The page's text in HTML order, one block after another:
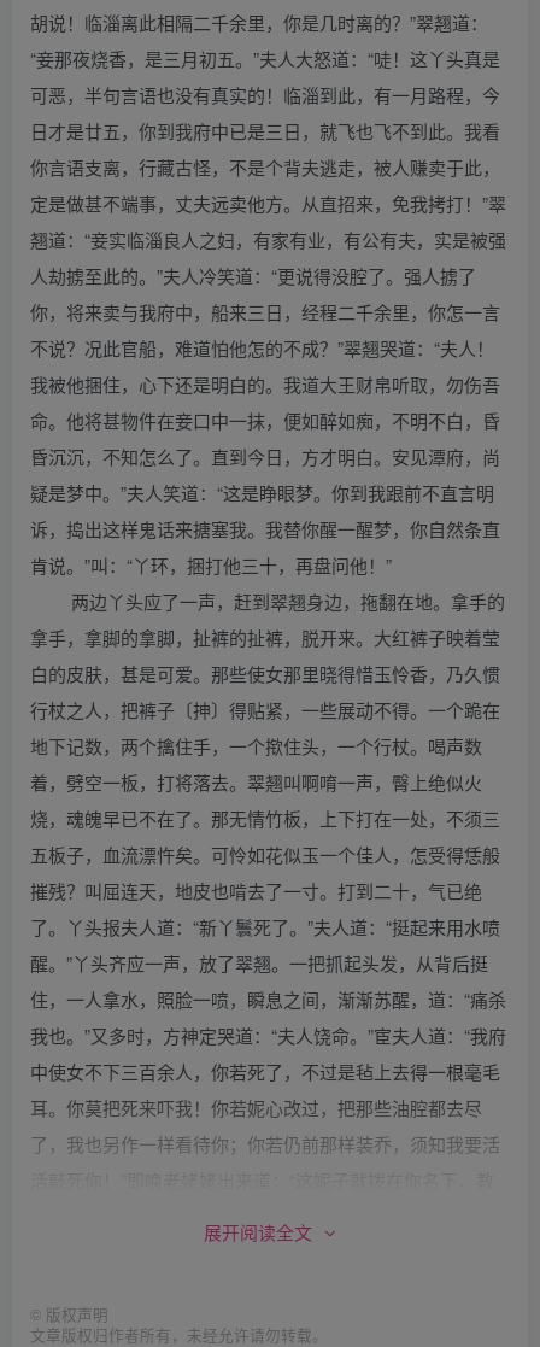
胡说！临淄离此相隔二千余里，你是几时离的？”翠翘道：
“妾那夜烧香，是三月初五。”夫人大怒道：“唗！这丫头真是
可恶，半句言语也没有真实的！临淄到此，有一月路程，今
日才是廿五，你到我府中已是三日，就飞也飞不到此。我看
你言语支离，行藏古怪，不是个背夫逃走，被人赚卖于此，
定是做甚不端事，丈夫远卖他方。从直招来，免我拷打！”翠
翘道：“妾实临淄良人之妇，有家有业，有公有夫，实是被强
人劫掳至此的。”夫人冷笑道：“更说得没腔了。强人掳了
你，将来卖与我府中，船来三日，经程二千余里，你怎一言
不说？况此官船，难道怕他怎的不成？”翠翘哭道：“夫人！
我被他捆住，心下还是明白的。我道大王财帛听取，勿伤吾
命。他将甚物件在妾口中一抹，便如醉如痴，不明不白，昏
昏沉沉，不知怎么了。直到今日，方才明白。安见潭府，尚
疑是梦中。”夫人笑道：“这是睁眼梦。你到我跟前不直言明
诉，捣出这样鬼话来搪塞我。我替你醒一醒梦，你自然条直
肯说。”叫：“丫环，捆打他三十，再盘问他！”
两边丫头应了一声，赶到翠翘身边，拖翻在地。拿手的
拿手，拿脚的拿脚，扯裤的扯裤，脱开来。大红裤子映着莹
白的皮肤，甚是可爱。那些使女那里晓得惜玉怜香，乃久惯
行杖之人，把裤子〔抻〕得贴紧，一些展动不得。一个跪在
地下记数，两个擒住手，一个揿住头，一个行杖。喝声数
着，劈空一板，打将落去。翠翘叫啊唷一声，臀上绝似火
烧，魂魄早已不在了。那无情竹板，上下打在一处，不须三
五板子，血流漂忤矣。可怜如花似玉一个佳人，怎受得恁般
摧残？叫屈连天，地皮也啃去了一寸。打到二十，气已绝
了。丫头报夫人道：“新丫鬟死了。”夫人道：“挺起来用水喷
醒。”丫头齐应一声，放了翠翘。一把抓起头发，从背后挺
住，一人拿水，照脸一喷，瞬息之间，渐渐苏醒，道：“痛杀
我也。”又多时，方神定哭道：“夫人饶命。”宦夫人道：“我府
中使女不下三百余人，你若死了，不过是毡上去得一根毫毛
耳。你莫把死来吓我！你若妮心改过，把那些油腔都去尽
了，我也另作一样看待你；你若仍前那样装乔，须知我要活
道：“死在这里，一发不值钱了。且同姥姥去，看是怎样所
展开阅读全文
© 版权声明
文章版权归作者所有，未经允许请勿转载。